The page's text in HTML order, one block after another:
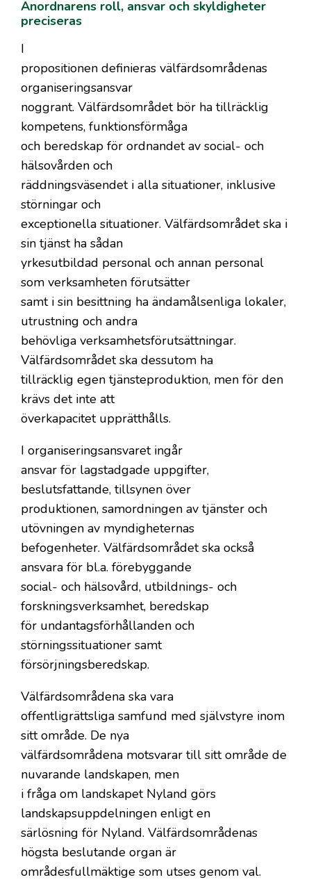
Anordnarens roll, ansvar och skyldigheter
preciseras
I
propositionen definieras välfärdsområdenas
organiseringsansvar
noggrant. Välfärdsområdet bör ha tillräcklig
kompetens, funktionsförmåga
och beredskap för ordnandet av social- och
hälsovården och
räddningsväsendet i alla situationer, inklusive
störningar och
exceptionella situationer. Välfärdsområdet ska i
sin tjänst ha sådan
yrkesutbildad personal och annan personal
som verksamheten förutsätter
samt i sin besittning ha ändamålsenliga lokaler,
utrustning och andra
behövliga verksamhetsförutsättningar.
Välfärdsområdet ska dessutom ha
tillräcklig egen tjänsteproduktion, men för den
krävs det inte att
överkapacitet upprätthålls.
I organiseringsansvaret ingår
ansvar för lagstadgade uppgifter,
beslutsfattande, tillsynen över
produktionen, samordningen av tjänster och
utövningen av myndigheternas
befogenheter. Välfärdsområdet ska också
ansvara för bl.a. förebyggande
social- och hälsovård, utbildnings- och
forskningsverksamhet, beredskap
för undantagsförhållanden och
störningssituationer samt
försörjningsberedskap.
Välfärdsområdena ska vara
offentligrättsliga samfund med självstyre inom
sitt område. De nya
välfärdsområdena motsvarar till sitt område de
nuvarande landskapen, men
i fråga om landskapet Nyland görs
landskapsuppdelningen enligt en
särlösning för Nyland. Välfärdsområdenas
högsta beslutande organ är
områdesfullmäktige som utses genom val.